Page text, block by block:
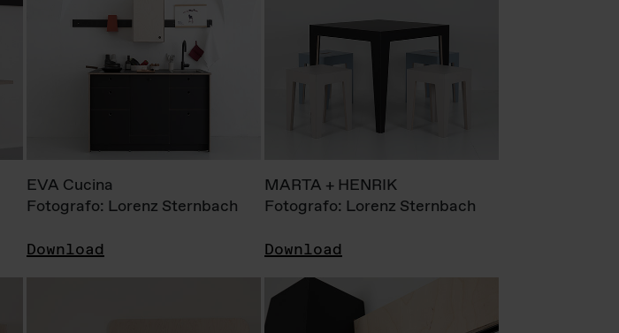
EVA Cucina
Fotografo: Lorenz Sternbach
Download
MARTA + HENRIK
Fotografo: Lorenz Sternbach
Download